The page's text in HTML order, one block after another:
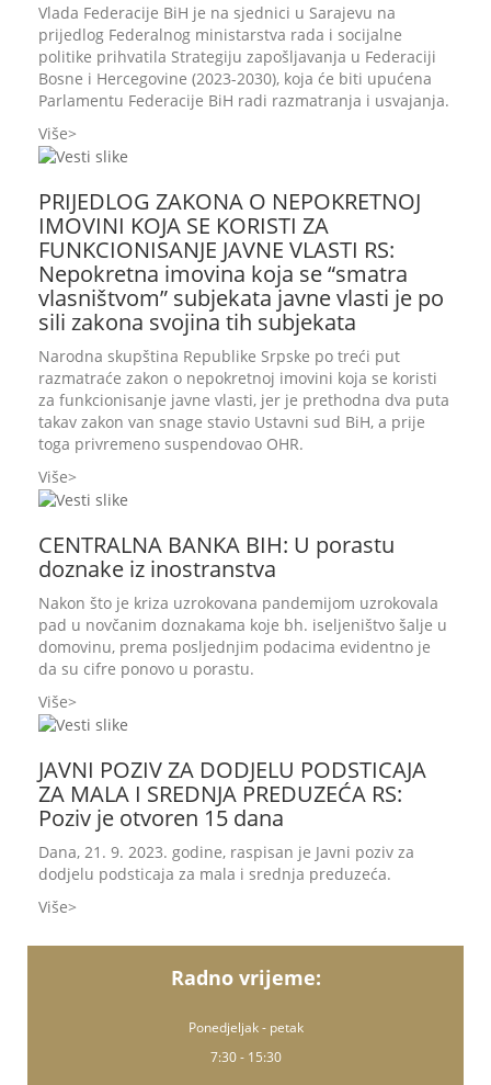
Vlada Federacije BiH je na sjednici u Sarajevu na
prijedlog Federalnog ministarstva rada i socijalne
politike prihvatila Strategiju zapošljavanja u Federaciji
Bosne i Hercegovine (2023-2030), koja će biti upućena
Parlamentu Federacije BiH radi razmatranja i usvajanja.
Više
PRIJEDLOG ZAKONA O NEPOKRETNOJ
IMOVINI KOJA SE KORISTI ZA
FUNKCIONISANJE JAVNE VLASTI RS:
Nepokretna imovina koja se “smatra
vlasništvom” subjekata javne vlasti je po
sili zakona svojina tih subjekata
Narodna skupština Republike Srpske po treći put
razmatraće zakon o nepokretnoj imovini koja se koristi
za funkcionisanje javne vlasti, jer je prethodna dva puta
takav zakon van snage stavio Ustavni sud BiH, a prije
toga privremeno suspendovao OHR.
Više
CENTRALNA BANKA BIH: U porastu
doznake iz inostranstva
Nakon što je kriza uzrokovana pandemijom uzrokovala
pad u novčanim doznakama koje bh. iseljeništvo šalje u
domovinu, prema posljednjim podacima evidentno je
da su cifre ponovo u porastu.
Više
JAVNI POZIV ZA DODJELU PODSTICAJA
ZA MALA I SREDNJA PREDUZEĆA RS:
Poziv je otvoren 15 dana
Dana, 21. 9. 2023. godine, raspisan je Javni poziv za
dodjelu podsticaja za mala i srednja preduzeća.
Više
Radno vrijeme:
Ponedjeljak - petak
7:30 - 15:30